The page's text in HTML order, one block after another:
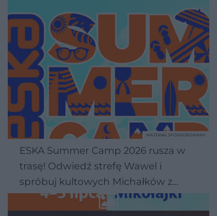
ESKA Summer Camp 2026 rusza w
trasę! Odwiedź strefę Wawel i
spróbuj kultowych Michałków z
Wawelu
MATERIAŁ SPONSOROWANY